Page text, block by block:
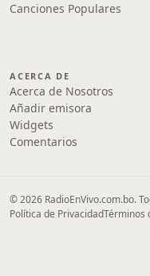
Canciones Populares
ACERCA DE
Acerca de Nosotros
Añadir emisora
Widgets
Comentarios
© 2026 RadioEnVivo.com.bo.
Política de PrivacidadTérminos